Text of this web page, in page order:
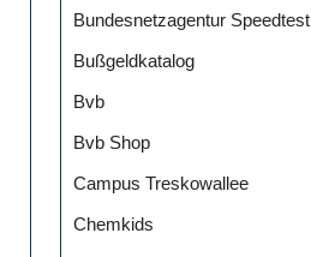
Bundesnetzagentur Speedtest
Bußgeldkatalog
Bvb
Bvb Shop
Campus Treskowallee
Chemkids